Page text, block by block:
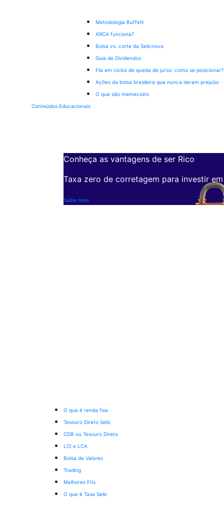
Metodologia Buffett
ARCA funciona?
Bolsa vs. corte da Selicnovo
Guia de Dividendos
Fiis em ciclos de queda de juros: como se posicionar?
Ações da bolsa brasileira que nunca deram prejuízo
O que são memecoins
Conteúdos Educacionais
Conheça as vantagens de ser Rico
Taxa zero de corretagem para investir
Saiba mais
O que é renda fixa
Tesouro Direto Selic
CDB ou Tesouro Direto
LCI e LCA
Bolsa de Valores
Trading
Melhores FIIs
O que é Taxa Selic